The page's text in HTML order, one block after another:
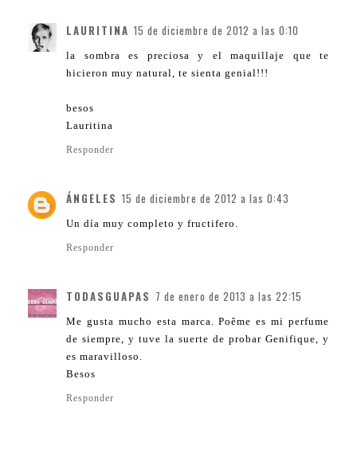
LAURITINA 15 de diciembre de 2012 a las 0:10
la sombra es preciosa y el maquillaje que te
hicieron muy natural, te sienta genial!!!
besos
Lauritina
Responder
ÁNGELES 15 de diciembre de 2012 a las 0:43
Un día muy completo y fructifero.
Responder
TODASGUAPAS 7 de enero de 2013 a las 22:15
Me gusta mucho esta marca. Poême es mi perfume
de siempre, y tuve la suerte de probar Genifique, y
es maravilloso.
Besos
Responder